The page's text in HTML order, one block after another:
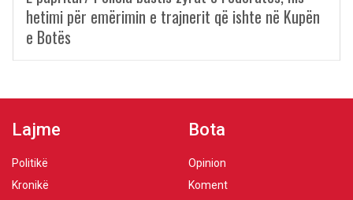
hetimi për emërimin e trajnerit që ishte në Kupën
e Botës
Lajme
Politikë
Kronikë
Bota
Opinion
Koment